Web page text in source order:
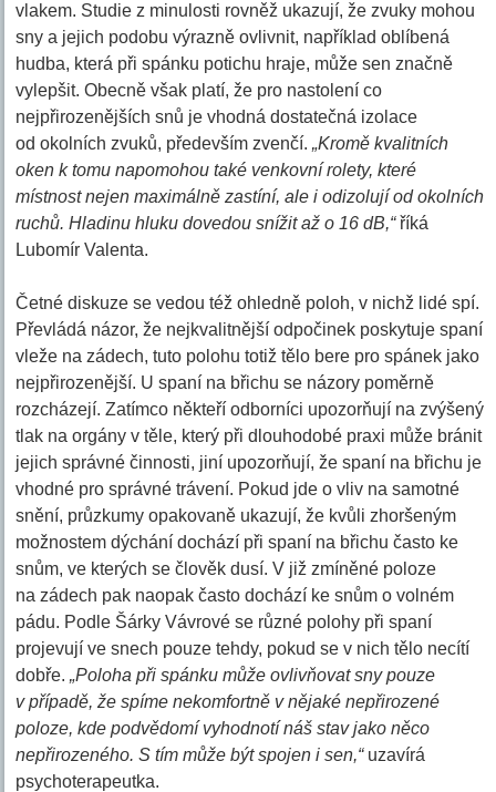
vlakem. Studie z minulosti rovněž ukazují, že zvuky mohou
sny a jejich podobu výrazně ovlivnit, například oblíbená
hudba, která při spánku potichu hraje, může sen značně
vylepšit. Obecně však platí, že pro nastolení co
nejpřirozenějších snů je vhodná dostatečná izolace
od okolních zvuků, především zvenčí.„Kromě kvalitních
oken k tomu napomohou také venkovní rolety, které
místnost nejen maximálně zastíní, ale i odizolují od okolních
ruchů. Hladinu hluku dovedou snížit až o 16 dB,“ říká
Lubomír Valenta.
Četné diskuze se vedou též ohledně poloh, v nichž lidé spí.
Převládá názor, že nejkvalitnější odpočinek poskytuje spaní
vleže na zádech, tuto polohu totiž tělo bere pro spánek jako
nejpřirozenější. U spaní na břichu se názory poměrně
rozcházejí. Zatímco někteří odborníci upozorňují na zvýšený
tlak na orgány v těle, který při dlouhodobé praxi může bránit
jejich správné činnosti, jiní upozorňují, že spaní na břichu je
vhodné pro správné trávení. Pokud jde o vliv na samotné
snění, průzkumy opakovaně ukazují, že kvůli zhoršeným
možnostem dýchání dochází při spaní na břichu často ke
snům, ve kterých se člověk dusí. V již zmíněné poloze
na zádech pak naopak často dochází ke snům o volném
pádu. Podle Šárky Vávrové se různé polohy při spaní
projevují ve snech pouze tehdy, pokud se v nich tělo necítí
dobře.„Poloha při spánku může ovlivňovat sny pouze
v případě, že spíme nekomfortně v nějaké nepřirozené
poloze, kde podvědomí vyhodnotí náš stav jako něco
nepřirozeného. S tím může být spojen i sen,“uzavírá
psychoterapeutka.